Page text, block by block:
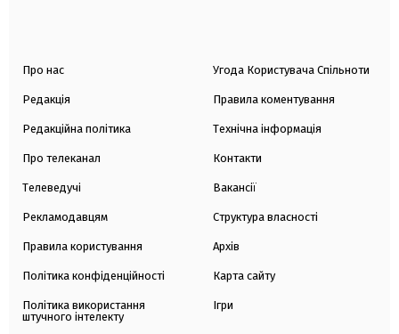
Про нас
Редакція
Редакційна політика
Про телеканал
Телеведучі
Рекламодавцям
Правила користування
Політика конфіденційності
Політика використання
штучного інтелекту
Угода Користувача Спільноти
Правила коментування
Технічна інформація
Контакти
Вакансії
Структура власності
Архів
Карта сайту
Ігри